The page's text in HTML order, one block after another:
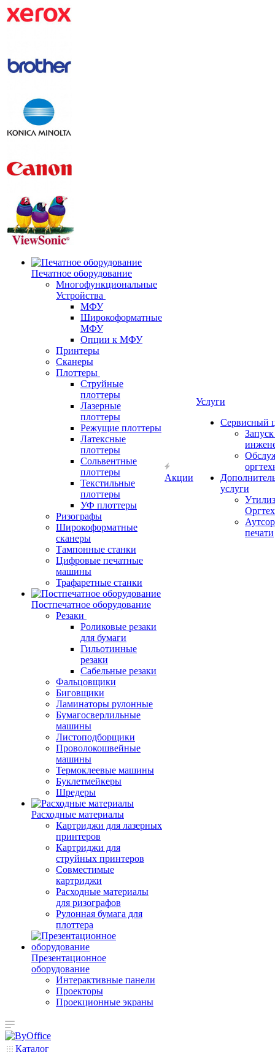
Печатное оборудование
Многофункциональные
Устройства
МФУ
Широкоформатные
МФУ
Опции к МФУ
Принтеры
Сканеры
Плоттеры
Струйные
плоттеры
Лазерные
плоттеры
Режущие плоттеры
Латексные
плоттеры
Сольвентные
плоттеры
Текстильные
плоттеры
УФ плоттеры
Ризографы
Широкоформатные
сканеры
Тампонные станки
Цифровые печатные
машины
Трафаретные станки
Постпечатное оборудование
Резаки
Роликовые резаки
для бумаги
Гильотинные
резаки
Сабельные резаки
Фальцовщики
Биговщики
Ламинаторы рулонные
Бумагосверлильные
машины
Листоподборщики
Проволокошвейные
машины
Термоклеевые машины
Буклетмейкеры
Шредеры
Расходные материалы
Картриджи для лазерных
принтеров
Картриджи для
струйных принтеров
Совместимые
картриджи
Расходные материалы
для ризографов
Рулонная бумага для
плоттера
Презентационное
оборудование
Интерактивные панели
Проекторы
Проекционные экраны
Акции
Услуги
Сервисный
услуги
печати
Каталог